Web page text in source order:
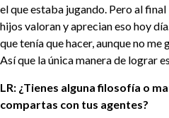
el que estaba jugando. Pero al
hijos valoran y aprecian eso hoy
que tenía que hacer, aunque no
Así que la única manera de lograr
LR: ¿Tienes alguna filosofía o
compartas con tus agentes?